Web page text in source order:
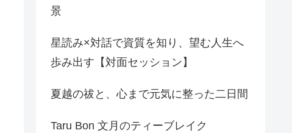
景
星読み×対話で資質を知り、望む人生へ
歩み出す【対面セッション】
夏越の祓と、心まで元気に整った二日間
Taru Bon 文月のティーブレイク